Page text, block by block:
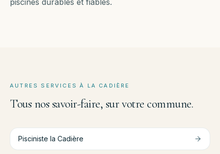
piscines durables et fiables.
AUTRES SERVICES À LA CADIÈRE
Tous nos savoir-faire, sur votre commune.
Pisciniste la Cadière